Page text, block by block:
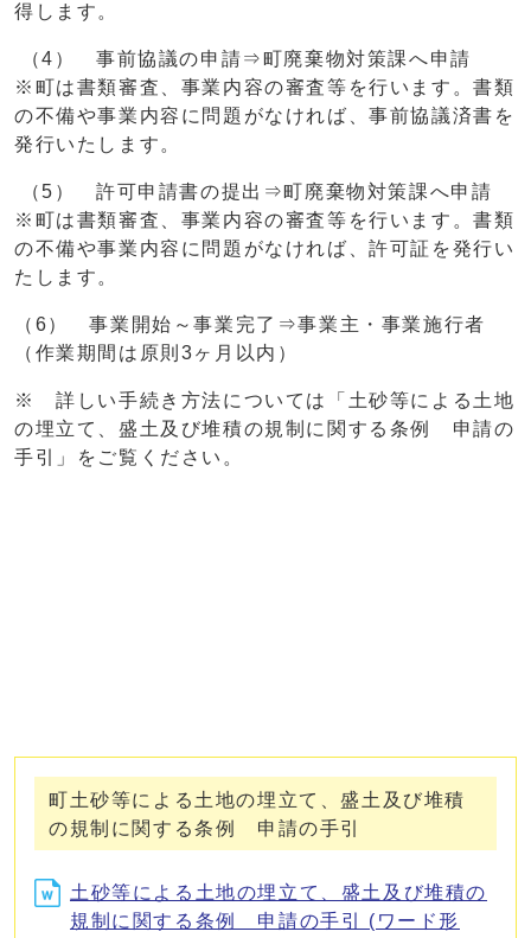
得します。
（4） 事前協議の申請⇒町廃棄物対策課へ申請
※町は書類審査、事業内容の審査等を行います。書類
の不備や事業内容に問題がなければ、事前協議済書を
発行いたします。
（5） 許可申請書の提出⇒町廃棄物対策課へ申請
※町は書類審査、事業内容の審査等を行います。書類
の不備や事業内容に問題がなければ、許可証を発行い
たします。
（6） 事業開始～事業完了⇒事業主・事業施行者
（作業期間は原則3ヶ月以内）
※ 詳しい手続き方法については「土砂等による土地
の埋立て、盛土及び堆積の規制に関する条例 申請の
手引」をご覧ください。
町土砂等による土地の埋立て、盛土及び堆積
の規制に関する条例 申請の手引
土砂等による土地の埋立て、盛土及び堆積の
規制に関する条例 申請の手引 (ワード形